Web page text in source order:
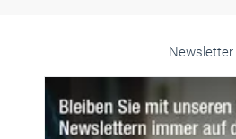
Newsletter